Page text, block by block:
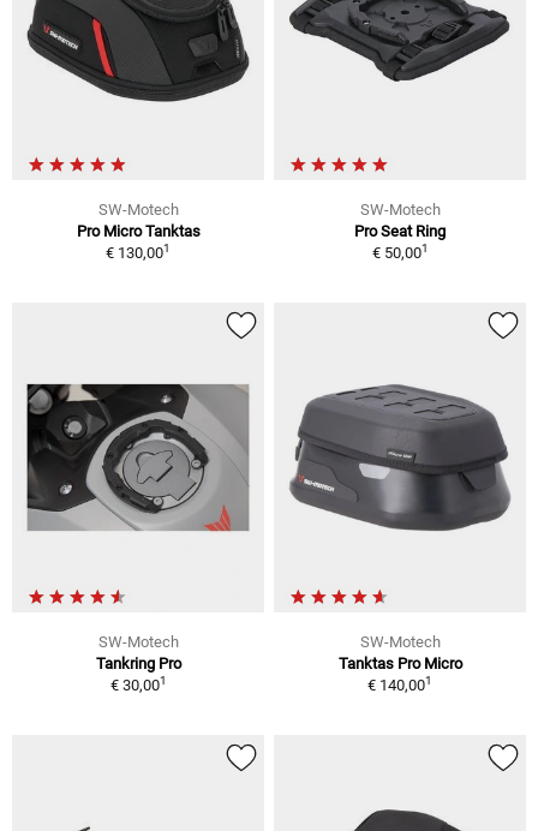
SW-Motech
Pro Micro Tanktas
€ 130,001
SW-Motech
Pro Seat Ring
€ 50,001
SW-Motech
Tankring Pro
€ 30,001
SW-Motech
Tanktas Pro Micro
€ 140,001